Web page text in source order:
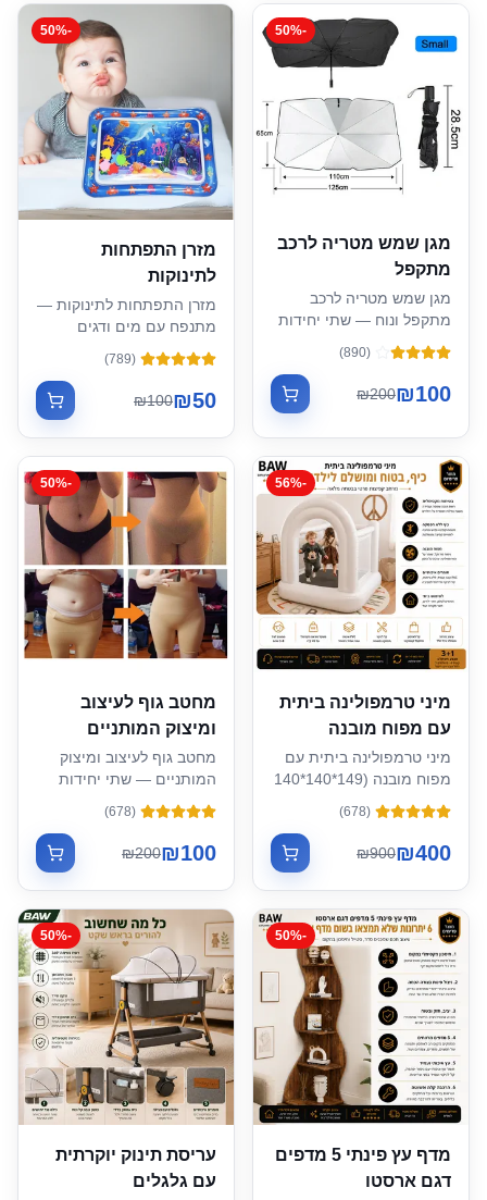
-
50%
מגן שמש מטריה לרכב
מתקפל
מגן שמש מטריה לרכב
מתקפל ונוח — שתי יחידות
ב-100 ₪
(
890
)
₪100
₪200
-
50%
מזרן התפתחות
לתינוקות
מזרן התפתחות לתינוקות —
מתנפח עם מים ודגים
צבעוניים
(
789
)
₪50
₪100
-
56%
מיני טרמפולינה ביתית
עם מפוח מובנה
מיני טרמפולינה ביתית עם
מפוח מובנה (149*140*140
ס"מ)
(
678
)
₪400
₪900
-
50%
מחטב גוף לעיצוב
ומיצוק המותניים
מחטב גוף לעיצוב ומיצוק
המותניים — שתי יחידות
ב-100 ₪
(
678
)
₪100
₪200
-
50%
מדף עץ פינתי 5 מדפים
דגם ארסטו
-
50%
עריסת תינוק יוקרתית
עם גלגלים